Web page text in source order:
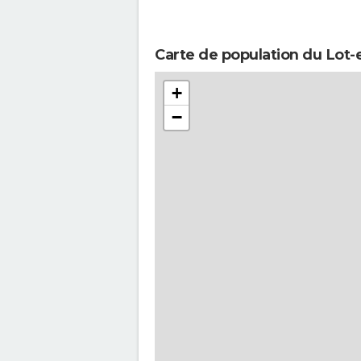
Carte de population du Lot-
+
−